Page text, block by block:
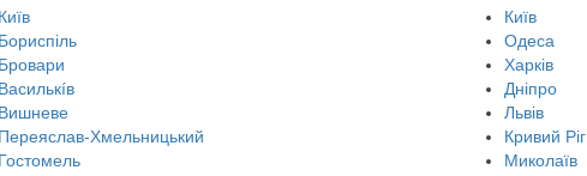
Хмельницький
Київ
Одеса
Харків
Дніпро
Львів
Кривий Ріг
Миколаїв